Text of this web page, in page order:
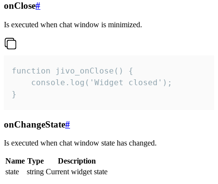
onClose#
Is executed when chat window is minimized.
function jivo_onClose() {
    console.log('Widget closed');
}
onChangeState#
Is executed when chat window state has changed.
Name Type
Description
state
string Current widget state